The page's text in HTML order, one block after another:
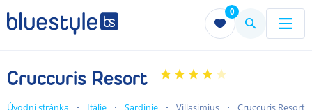
0
Menu Menu
Cruccuris Resort
Úvodní stránka Itálie Sardinie Villasimius Cruccuris Resort